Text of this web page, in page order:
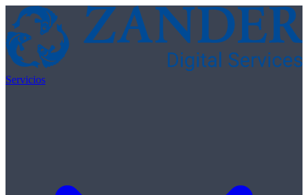
Skip to content
Servicios